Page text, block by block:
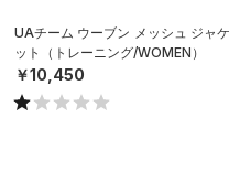
UAチーム ウーブン メッシュ ジャケ
ット（トレーニング/WOMEN）
￥10,450